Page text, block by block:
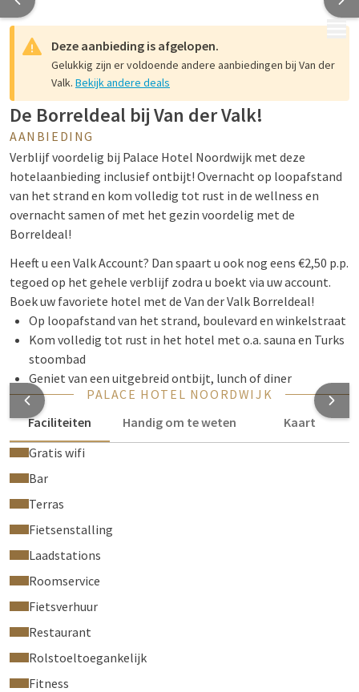
MENU
Deze aanbieding is afgelopen.
Gelukkig zijn er voldoende andere aanbiedingen bij Van der
Valk. Bekijk andere deals
De Borreldeal bij Van der Valk!
AANBIEDING
Verblijf voordelig bij Palace Hotel Noordwijk met deze
hotelaanbieding inclusief ontbijt! Overnacht op loopafstand
van het strand en kom volledig tot rust in de wellness en
overnacht samen of met het gezin voordelig met de
Borreldeal!
Heeft u een Valk Account? Dan spaart u ook nog eens €2,50 p.p.
tegoed op het gehele verblijf zodra u boekt via uw account.
Boek uw favoriete hotel met de Van der Valk Borreldeal!
Op loopafstand van het strand, boulevard en winkelstraat
Kom volledig tot rust in het hotel met o.a. sauna en Turks
stoombad
Geniet van een uitgebreid ontbijt, lunch of diner
PALACE HOTEL NOORDWIJK
Faciliteiten
Handig om te weten
Kaart
Gratis wifi
Bar
Terras
Fietsenstalling
Laadstations
Roomservice
Fietsverhuur
Restaurant
Rolstoeltoegankelijk
Fitness